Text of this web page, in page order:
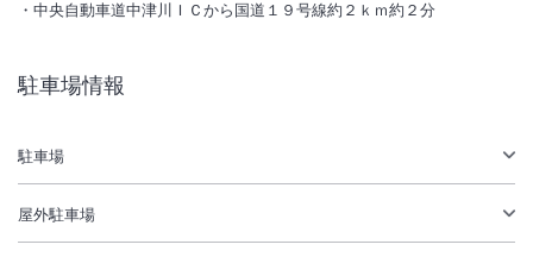
朝食バイキング無料です。
中央自動車道中津川ＩＣから国道１９号線約２ｋｍ約２分
駐車場情報
駐車場
屋外駐車場